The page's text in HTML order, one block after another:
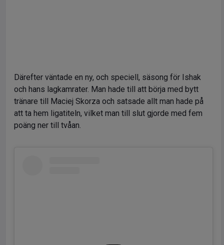
Därefter väntade en ny, och speciell, säsong för Ishak
och hans lagkamrater. Man hade till att börja med bytt
tränare till Maciej Skorza och satsade allt man hade på
att ta hem ligatiteln, vilket man till slut gjorde med fem
poäng ner till tvåan.